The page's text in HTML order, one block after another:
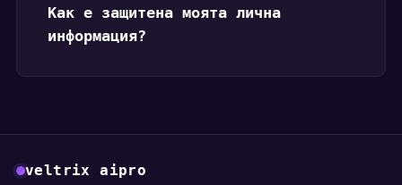
Как е защитена моята лична
информация?
veltrix aipro